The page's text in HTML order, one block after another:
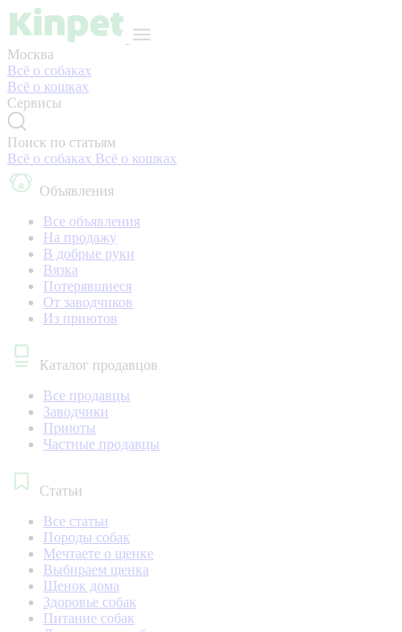
Москва
Всё о собаках
Всё о кошках
Сервисы
Поиск по статьям
Всё о собаках Всё о кошках
Объявления
Все объявления
На продажу
В добрые руки
Вязка
Потерявшиеся
От заводчиков
Из приютов
Каталог продавцов
Все продавцы
Заводчики
Приюты
Частные продавцы
Статьи
Все статьи
Породы собак
Мечтаете о щенке
Выбираем щенка
Щенок дома
Здоровье собак
Питание собак